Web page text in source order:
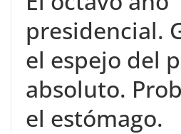
presidencial.
el espejo del
absoluto.
el estómago.